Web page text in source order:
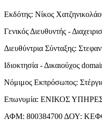
Εκδότης: Νίκος
Γενικός Διευθυντής -
Διευθύντρια Σύνταξης:
Ιδιοκτησία - Δικαιούχος
Νόμιμος Εκπρόσωπος:
Επωνυμία: ΕΝΙΚΟΣ
ΑΦΜ: 800384700 ΔΟΥ: